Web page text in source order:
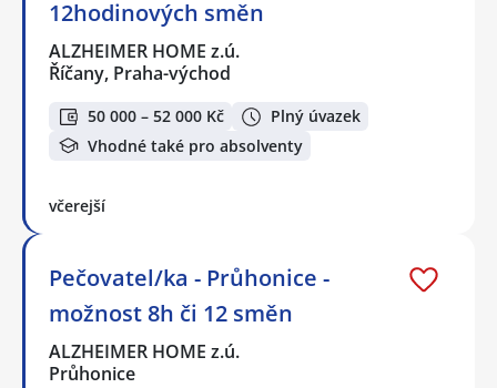
12hodinových směn
ALZHEIMER HOME z.ú.
Říčany, Praha-východ
50 000 – 52 000 Kč
Plný úvazek
Vhodné také pro absolventy
včerejší
Pečovatel/ka - Průhonice -
možnost 8h či 12 směn
ALZHEIMER HOME z.ú.
Průhonice